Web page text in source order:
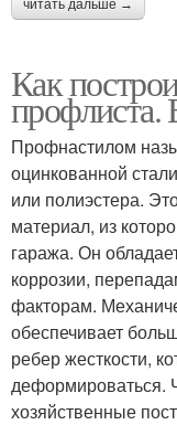
читать дальше →
Как
профлиста.
Профнастилом
оцинкованной
или полиэстера.
материал, из
гаража. Он
коррозии,
факторам.
обеспечивает
ребер жесткости,
деформироваться.
хозяйственные